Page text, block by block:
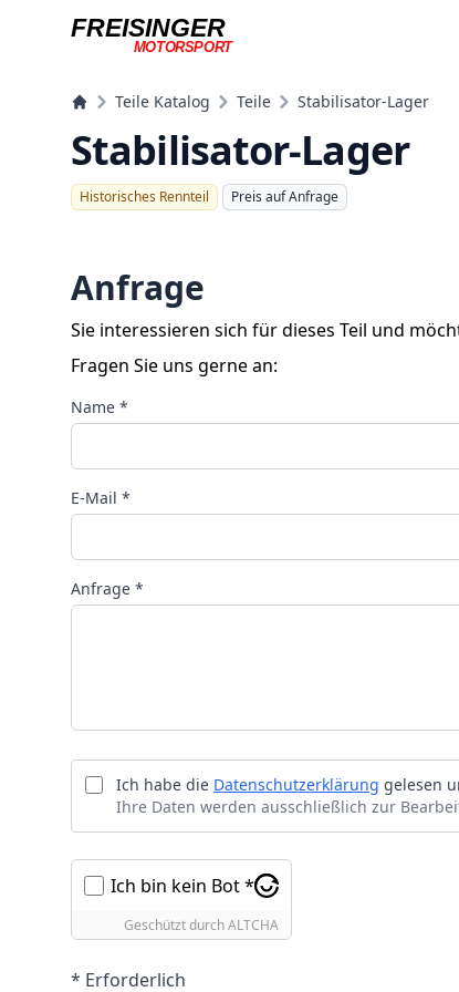
FREISINGER
MOTORSPORT
Teile Katalog Teile Stabilisator-Lager
Stabilisator-Lager
Historisches Rennteil Preis auf Anfrage
Anfrage
Sie interessieren sich für dieses Teil und
Fragen Sie uns gerne an:
Name *
E-Mail *
Anfrage *
Ich habe die Datenschutzerklärung gelesen
Ihre Daten werden ausschließlich zur
Ich bin kein Bot *
Geschützt durchALTCHA
* Erforderlich